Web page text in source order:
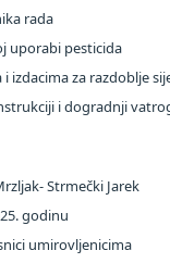
rada
uporabi pesticida
za razdoblje
i dogradnji
Strmečki Jarek
godinu
umirovljenicima